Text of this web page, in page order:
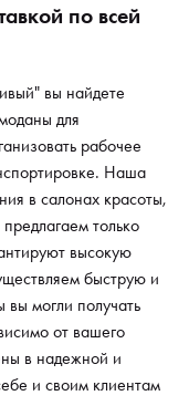
по всей
вы найдете
для
рабочее
Наша
в салонах красоты,
только
высокую
быструю и
вы могли получать
от вашего
в надежной и
и своим клиентам